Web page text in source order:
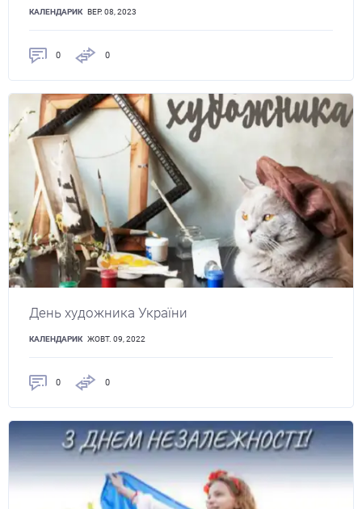
КАЛЕНДАРИК ВЕР. 08, 2023
0 0
День художника України
КАЛЕНДАРИК ЖОВТ. 09, 2022
0 0